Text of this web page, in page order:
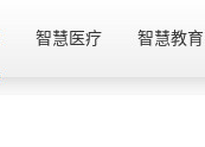
智慧医疗 智慧教育